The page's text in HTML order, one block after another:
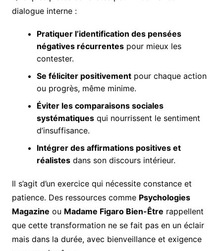
dialogue interne :
Pratiquer l’identification des pensées
négatives récurrentespour mieux les
contester.
Se féliciter positivementpour chaque action
ou progrès, même minime.
Éviter les comparaisons sociales
systématiquesqui nourrissent le sentiment
d’insuffisance.
Intégrer des affirmations positives et
réalistesdans son discours intérieur.
Il s’agit d’un exercice qui nécessite constance et
patience. Des ressources comme Psychologies
Magazine ou Madame Figaro Bien-Être rappellent
que cette transformation ne se fait pas en un éclair
mais dans la durée, avec bienveillance et exigence